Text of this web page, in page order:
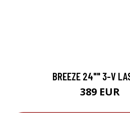
BREEZE 24"" 3-V
389 EUR